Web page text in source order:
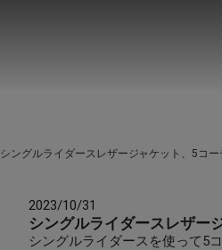
シングルライダースレザージャケット、5コー
2023/10/31
シングルライダースレザー
シングルライダースを使って5